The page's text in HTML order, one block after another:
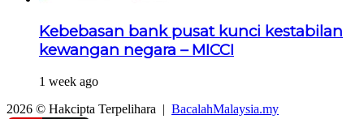
Kebebasan bank pusat kunci kestabilan
kewangan negara – MICCI
1 week ago
2026 © Hakcipta Terpelihara | BacalahMalaysia.my